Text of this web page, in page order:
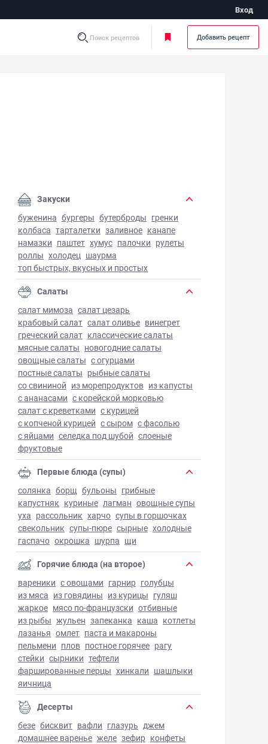
Вход
Поиск рецептов Добавить рецепт
чизкейк - фото готового блюда
Закуски
буженина бургеры бутерброды гренки
колбаса тарталетки заливное канапе
намазки паштет хумус палочки рулеты
роллы холодец шаурма
топ быстрых, вкусных и простых
Салаты
салат мимоза салат цезарь
крабовый салат салат оливье винегрет
греческий салат классические салаты
мясные салаты новогодние салаты
овощные салаты с огурцами
постные салаты рыбные салаты
со свининой из морепродуктов из капусты
с ананасами с корейской морковью
салат с креветками с курицей
с копченой курицей с сыром с фасолью
с яйцами селедка под шубой слоеные
фруктовые
Первые блюда (супы)
солянка борщ бульоны грибные
капустняк куриные лагман овощные супы
уха рассольник харчо супы в горшочках
свекольник супы-пюре сырные холодные
гаспачо окрошка шурпа щи
Горячие блюда (на второе)
вареники с овощами гарнир голубцы
из мяса из говядины из курицы гуляш
жаркое мясо по-французски отбивные
из рыбы жульен запеканка каша котлеты
лазанья омлет паста и макароны
пельмени плов постное горячее рагу
стейки сырники тефтели
фаршированные перцы хинкали шашлыки
яичница
Десерты
безе бисквит вафли глазурь джем
домашнее варенье желе зефир конфеты